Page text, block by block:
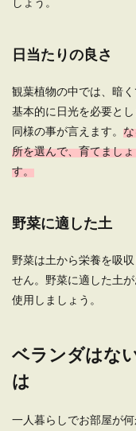
日当たりの良さ
観葉植物の中では、暗
基本的に日光を必要と
同様の事が言えます。
所を選んで、育てまし
す。
野菜に適した土
野菜は土から栄養を吸
せん。野菜に適した土
使用しましょう。
ベランダはな
は
一人暮らしでお部屋が